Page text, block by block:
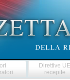
Direttive
recepite